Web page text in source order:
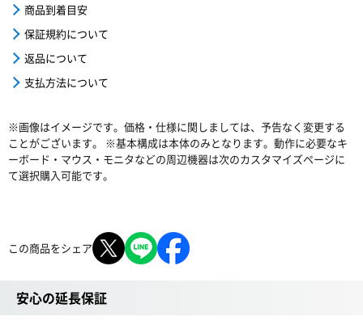
商品到着目安
保証規約について
返品について
支払方法について
※画像はイメージです。価格・仕様に関しましては、予告なく変更する
ことがございます。 ※基本構成は本体のみとなります。動作に必要なキ
ーボード・マウス・モニタなどの周辺機器は次のカスタマイズページに
て選択購入可能です。
この商品をシェア
安心の延長保証